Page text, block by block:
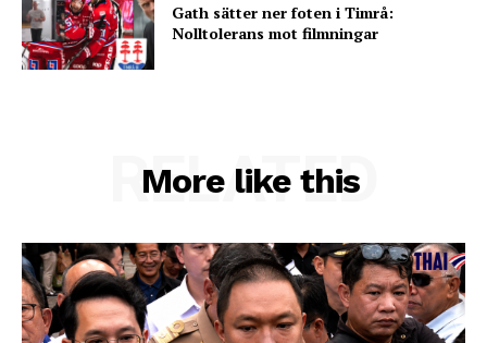
Gath sätter ner foten i Timrå:
Nolltolerans mot filmningar
More like this
RELATED